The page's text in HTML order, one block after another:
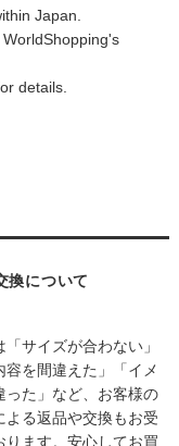
Japan.
details.
換について
「サイズが合わない」
容を間違えた」「イメ
った」など、お客様の
よる返品や交換もお受
ります。安心してお買